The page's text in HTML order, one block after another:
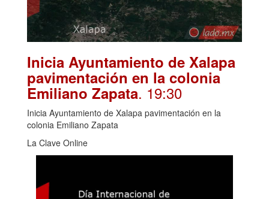
Inicia Ayuntamiento de Xalapa
pavimentación en la colonia
Emiliano Zapata. 19:30
Inicia Ayuntamiento de Xalapa pavimentación en la
colonia Emiliano Zapata
La Clave Online